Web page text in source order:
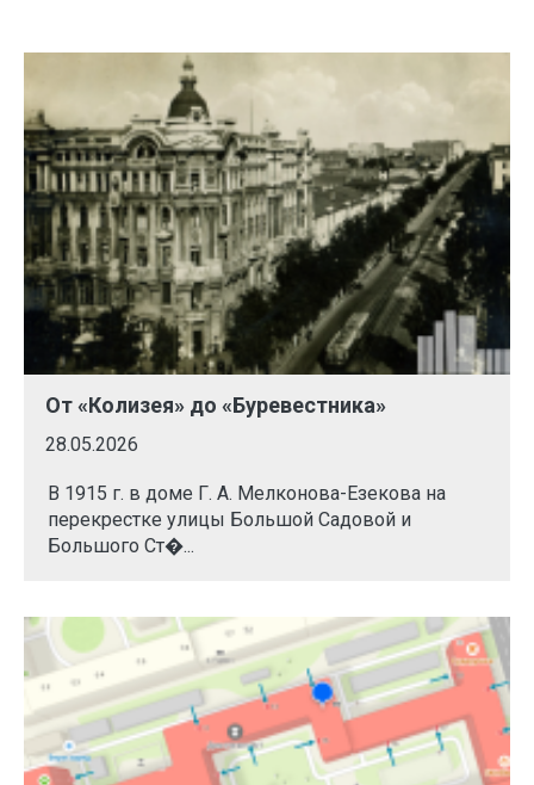
От «Колизея» до «Буревестника»
28.05.2026
В 1915 г. в доме Г. А. Мелконова-Езекова на
перекрестке улицы Большой Садовой и
Большого Ст�...